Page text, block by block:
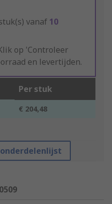
vanaf 10
op 'Controleer
en levertijden.
Per stuk
€ 204,48